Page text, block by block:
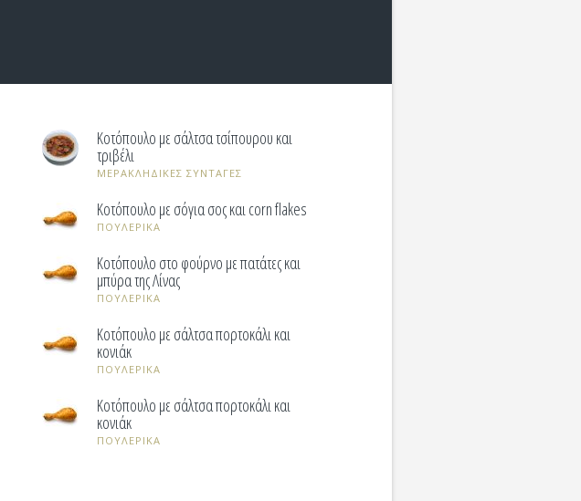
Κοτόπουλο με σάλτσα τσίπουρου και
τριβέλι
ΜΕΡΑΚΛΗΔΙΚΕΣ ΣΥΝΤΑΓΕΣ
Κοτόπουλο με σόγια σος και corn flakes
ΠΟΥΛΕΡΙΚΑ
Κοτόπουλο στο φούρνο με πατάτες και
μπύρα της Λίνας
ΠΟΥΛΕΡΙΚΑ
Κοτόπουλο με σάλτσα πορτοκάλι και
κονιάκ
ΠΟΥΛΕΡΙΚΑ
Κοτόπουλο με σάλτσα πορτοκάλι και
κονιάκ
ΠΟΥΛΕΡΙΚΑ